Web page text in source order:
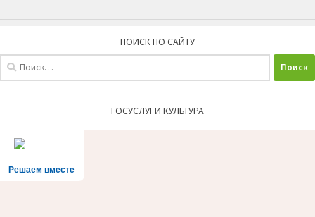
ПОИСК ПО САЙТУ
ГОСУСЛУГИ КУЛЬТУРА
Решаем вместе